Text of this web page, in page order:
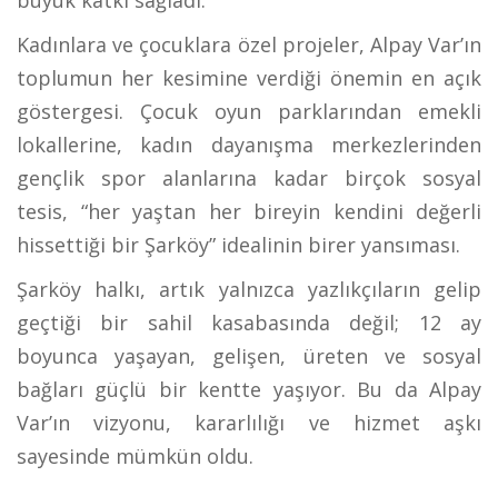
Kadınlara ve çocuklara özel projeler, Alpay Var’ın
toplumun her kesimine verdiği önemin en açık
göstergesi. Çocuk oyun parklarından emekli
lokallerine, kadın dayanışma merkezlerinden
gençlik spor alanlarına kadar birçok sosyal
tesis, “her yaştan her bireyin kendini değerli
hissettiği bir Şarköy” idealinin birer yansıması.
Şarköy halkı, artık yalnızca yazlıkçıların gelip
geçtiği bir sahil kasabasında değil; 12 ay
boyunca yaşayan, gelişen, üreten ve sosyal
bağları güçlü bir kentte yaşıyor. Bu da Alpay
Var’ın vizyonu, kararlılığı ve hizmet aşkı
sayesinde mümkün oldu.